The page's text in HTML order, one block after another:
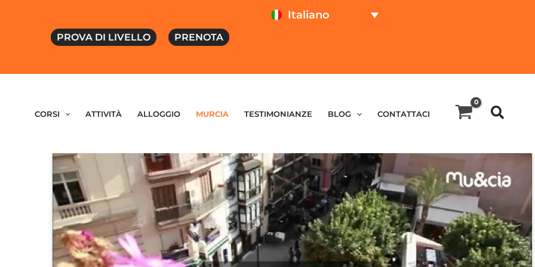
PROVA DI LIVELLO PRENOTA
Italiano
CORSI ATTIVITÀ ALLOGGIO MURCIA TESTIMONIANZE BLOG CONTATTACI